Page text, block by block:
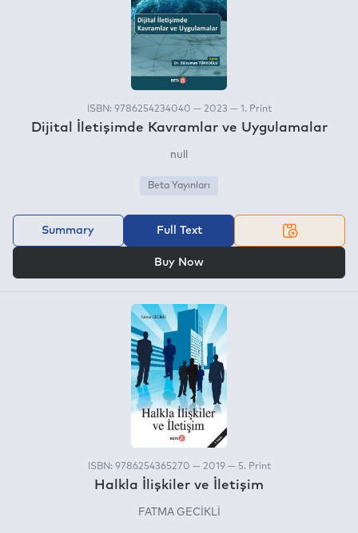
ISBN: 9786254234040 — 2023 — 1. Print
Dijital İletişimde Kavramlar ve Uygulamalar
null
Beta Yayınları
Summary Full Text
Buy Now
ISBN: 9786254365270 — 2019 — 5. Print
Halkla İlişkiler ve İletişim
FATMA GECİKLİ